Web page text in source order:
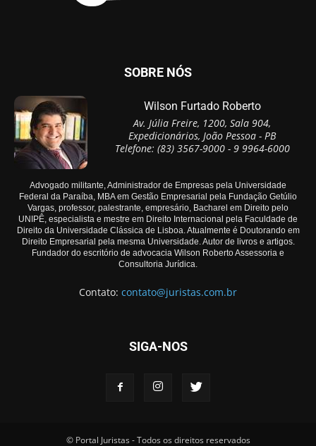
SOBRE NÓS
Wilson Furtado Roberto
Av. Júlia Freire, 1200, Sala 904,
Expedicionários, João Pessoa - PB
Telefone: (83) 3567-9000 - 9 9964-6000
Advogado militante, Administrador de Empresas pela Universidade
Federal da Paraíba, MBA em Gestão Empresarial pela Fundação Getúlio
Vargas, professor, palestrante, empresário, Bacharel em Direito pelo
UNIPÊ, especialista e mestre em Direito Internacional pela Faculdade de
Direito da Universidade Clássica de Lisboa. Atualmente é Doutorando em
Direito Empresarial pela mesma Universidade. Autor de livros e artigos.
Fundador do escritório de advocacia Wilson Roberto Assessoria e
Consultoria Jurídica.
Contato: contato@juristas.com.br
SIGA-NOS
© Portal Juristas - Todos os direitos reservados